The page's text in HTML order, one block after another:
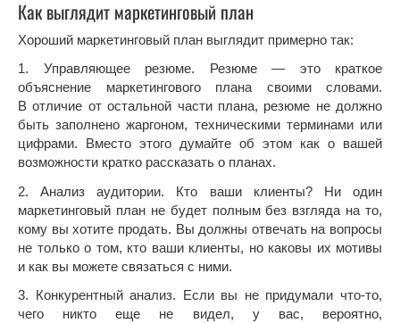
Как выглядит маркетинговый план
Хороший маркетинговый план выглядит примерно так:
1. Управляющее резюме. Резюме — это краткое
объяснение маркетингового плана своими словами.
В отличие от остальной части плана, резюме не должно
быть заполнено жаргоном, техническими терминами или
цифрами. Вместо этого думайте об этом как о вашей
возможности кратко рассказать о планах.
2. Анализ аудитории. Кто ваши клиенты? Ни один
маркетинговый план не будет полным без взгляда на то,
кому вы хотите продать. Вы должны отвечать на вопросы
не только о том, кто ваши клиенты, но каковы их мотивы
и как вы можете связаться с ними.
3. Конкурентный анализ. Если вы не придумали что-то,
чего никто еще не видел, у вас, вероятно,